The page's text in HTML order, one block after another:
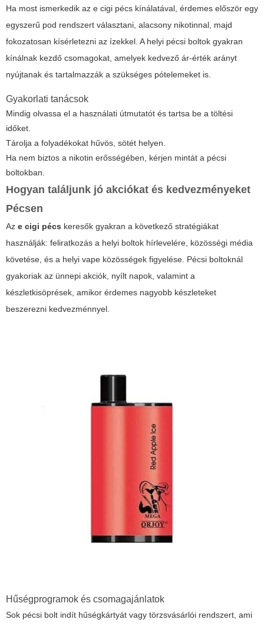
Ha most ismerkedik az e cigi pécs kínálatával, érdemes először egy
egyszerű pod rendszert választani, alacsony nikotinnal, majd
fokozatosan kísérletezni az ízekkel. A helyi pécsi boltok gyakran
kínálnak kezdő csomagokat, amelyek kedvező ár-érték arányt
nyújtanak és tartalmazzák a szükséges pótelemeket is.
Gyakorlati tanácsok
Mindig olvassa el a használati útmutatót és tartsa be a töltési
időket.
Tárolja a folyadékokat hűvös, sötét helyen.
Ha nem biztos a nikotin erősségében, kérjen mintát a pécsi
boltokban.
Hogyan találjunk jó akciókat és kedvezményeket
Pécsen
Az e cigi pécs keresők gyakran a következő stratégiákat
használják: feliratkozás a helyi boltok hírlevelére, közösségi média
követése, és a helyi vape közösségek figyelése. Pécsi boltoknál
gyakoriak az ünnepi akciók, nyílt napok, valamint a
készletkisöprések, amikor érdemes nagyobb készleteket
beszerezni kedvezménnyel.
Hűségprogramok és csomagajánlatok
Sok pécsi bolt indít hűségkártyát vagy törzsvásárlói rendszert, ami